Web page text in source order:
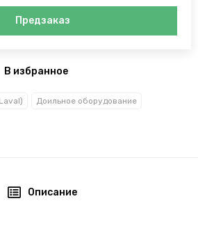
Предзаказ
В избранное
Доильное оборудование
Описание